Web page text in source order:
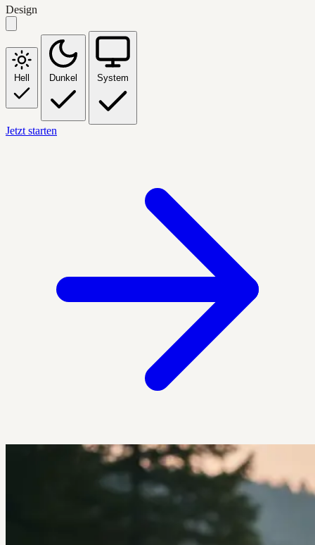
Design
Hell Dunkel System
Jetzt starten